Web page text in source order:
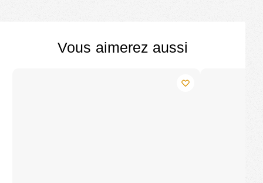
Vous aimerez aussi